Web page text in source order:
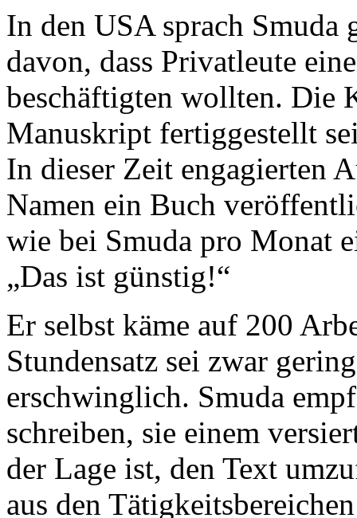
In den USA sprach Smuda
davon, dass Privatleute
beschäftigten wollten. Die
Manuskript fertiggestellt
In dieser Zeit engagierten
Namen ein Buch
wie bei Smuda pro Monat
„Das ist günstig!“
Er selbst käme auf 200
Stundensatz sei zwar
erschwinglich. Smuda
schreiben, sie einem
der Lage ist, den Text
aus den